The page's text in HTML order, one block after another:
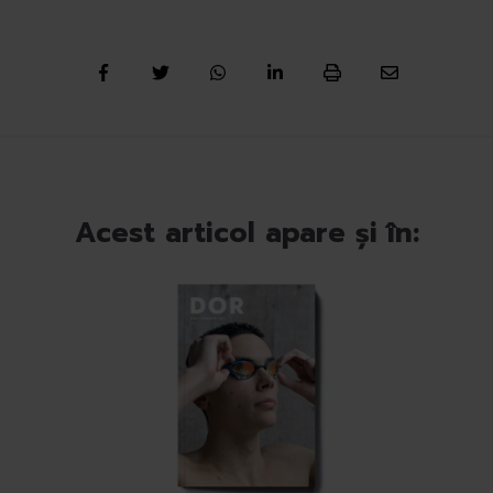
Acest articol apare și în: